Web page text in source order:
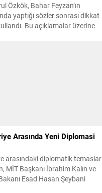
Özkök, Bahar Feyzan’ın
yaptığı sözler sonrası dikkat
Bu açıklamalar üzerine
Arasında Yeni Diplomasi
arasındaki diplomatik temaslar
MİT Başkanı İbrahim Kalın ve
Esad Hasan Şeybani